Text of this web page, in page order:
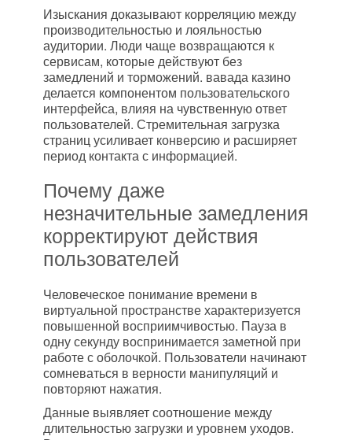
Изыскания доказывают корреляцию между
производительностью и лояльностью
аудитории. Люди чаще возвращаются к
сервисам, которые действуют без
замедлений и торможений. вавада казино
делается компонентом пользовательского
интерфейса, влияя на чувственную ответ
пользователей. Стремительная загрузка
страниц усиливает конверсию и расширяет
период контакта с информацией.
Почему даже
незначительные замедления
корректируют действия
пользователей
Человеческое понимание времени в
виртуальной пространстве характеризуется
повышенной восприимчивостью. Пауза в
одну секунду воспринимается заметной при
работе с оболочкой. Пользователи начинают
сомневаться в верности манипуляций и
повторяют нажатия.
Данные выявляет соотношение между
длительностью загрузки и уровнем уходов.